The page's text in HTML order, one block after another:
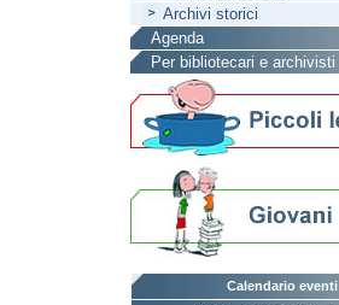
Archivi storici
Agenda
Per bibliotecari e archivisti
Calendario eventi